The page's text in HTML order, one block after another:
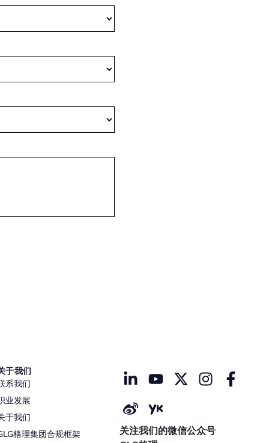
于我们
系我们
业发展
于我们
格理集团合规框架
关注我们的微信公众号